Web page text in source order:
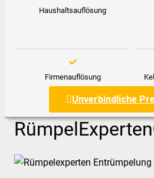
Haushaltsauflösung
Firmenauflösung
Unverbindliche